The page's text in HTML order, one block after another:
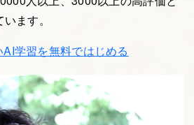
ます。
AI学習を無料ではじめる